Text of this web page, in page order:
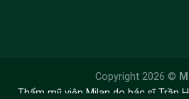
Copyright 2026 ©
Thẩm mỹ viện Milan do bác sĩ Trần